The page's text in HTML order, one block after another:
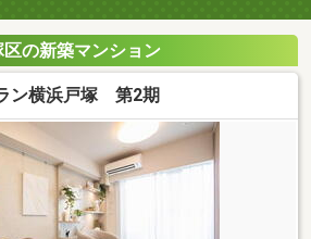
の新築マンション
ン横浜戸塚 第2期